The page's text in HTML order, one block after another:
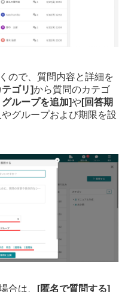
ので、質問内容と詳細を
テゴリ]から質問のカテゴ
ループを追加]や[回答期
グループおよび期限を設
合は、
[匿名で質問する]